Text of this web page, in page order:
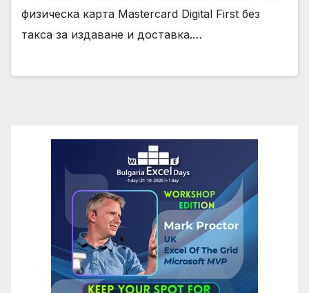
физическа карта Mastercard Digital First без
такса за издаване и доставка.…